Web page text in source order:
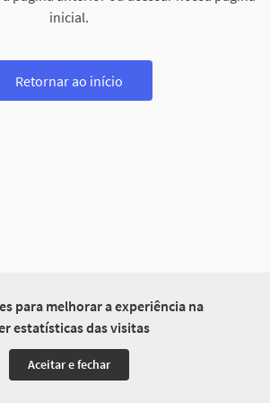
para melhorar a experiência na
estatísticas das visitas
Aceitar e fechar
inicial.
Retornar ao início